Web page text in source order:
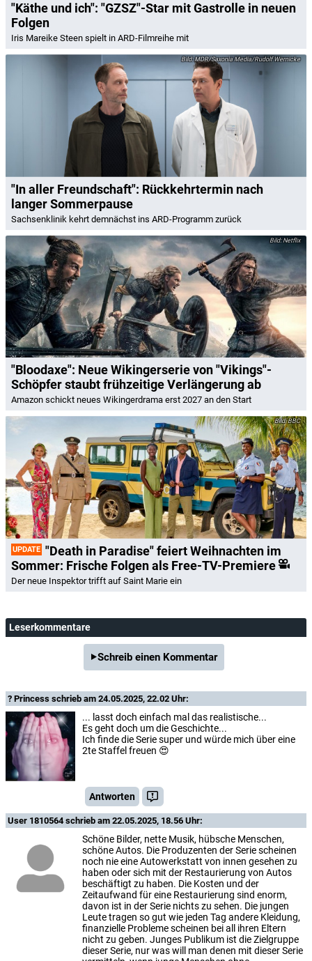
"Käthe und ich": "GZSZ"-Star mit Gastrolle in neuen
Folgen
Iris Mareike Steen spielt in ARD-Filmreihe mit
MDR/Saxonia Media/Rudolf Wernicke
"In aller Freundschaft": Rückkehrtermin nach
langer Sommerpause
Sachsenklinik kehrt demnächst ins ARD-Programm zurück
Netflix
"Bloodaxe": Neue Wikingerserie von "Vikings"-
Schöpfer staubt frühzeitige Verlängerung ab
Amazon schickt neues Wikingerdrama erst 2027 an den Start
BBC
UPDATE "Death in Paradise" feiert Weihnachten im
Sommer: Frische Folgen als Free-TV-Premiere
Der neue Inspektor trifft auf Saint Marie ein
Leserkommentare
Schreib einen Kommentar
? Princess schrieb am 24.05.2025, 22.02 Uhr:
... lasst doch einfach mal das realistische...
Es geht doch um die Geschichte...
Ich finde die Serie super und würde mich über eine
2te Staffel freuen 😍
Antworten
User 1810564schrieb am 22.05.2025, 18.56 Uhr:
Schöne Bilder, nette Musik, hübsche Menschen,
schöne Autos. Die Produzenten der Serie scheinen
noch nie eine Autowerkstatt von innen gesehen zu
haben oder sich mit der Restaurierung von Autos
beschäftigt zu haben. Die Kosten und der
Zeitaufwand für eine Restaurierung sind enorm,
davon ist in der Serie nichts zu sehen. Die jungen
Leute tragen so gut wie jeden Tag andere Kleidung,
finanzielle Probleme scheinen bei all ihren Eltern
nicht zu geben. Junges Publikum ist die Zielgruppe
dieser Serie, nur was will man denen mit dieser Serie